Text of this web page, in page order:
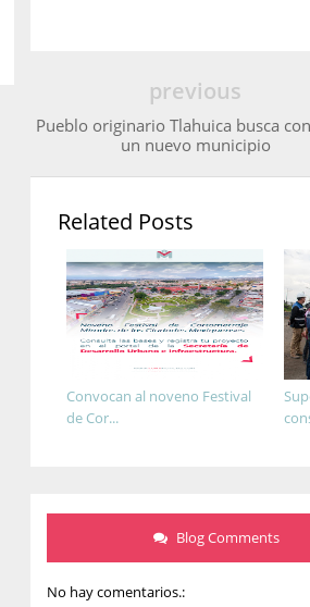
previous
Pueblo originario Tlahuica busca
un nuevo municipio
Related Posts
Convocan al noveno Festival
de Cor...
Blog Comments
No hay comentarios.: